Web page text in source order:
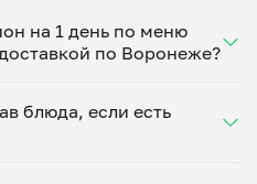
на 1 день по меню
по Воронеже?
получите свежее
порции прямо с плиты.
блюда, если есть